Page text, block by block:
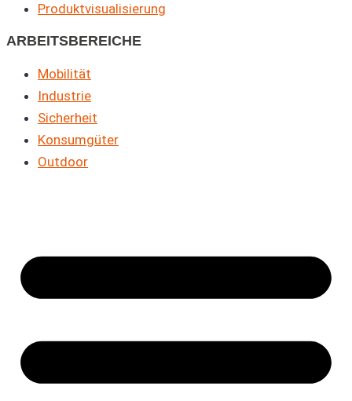
Produkt­visualisierung
ARBEITSBEREICHE
Mobilität
Industrie
Sicherheit
Konsumgüter
Outdoor